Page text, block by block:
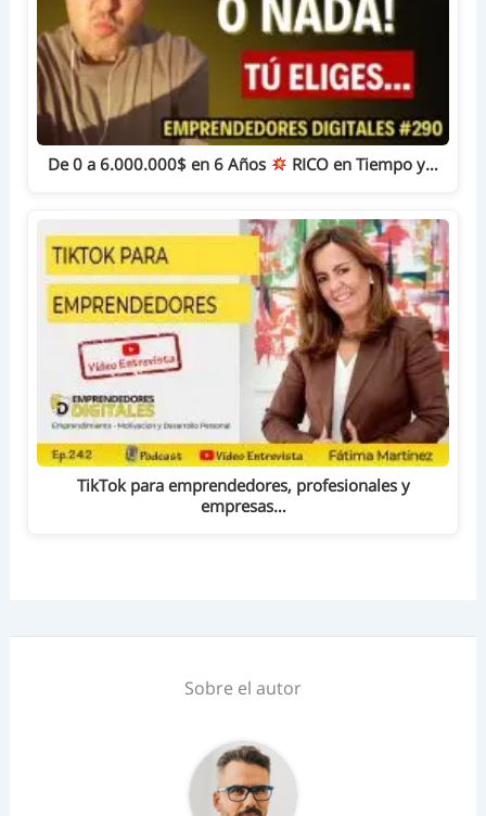
De 0 a 6.000.000$ en 6 Años RICO en Tiempo y…
TikTok para emprendedores, profesionales y
empresas…
Sobre el autor